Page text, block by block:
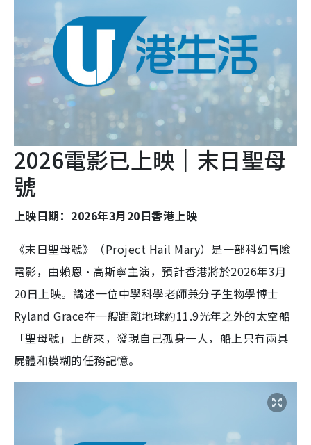
2026電影已上映｜末日聖母
號
上映日期：2026年3月20日香港上映
《末日聖母號》（Project Hail Mary）是一部科幻冒險
電影，由賴恩·高斯寧主演，預計香港將於2026年3月
20日上映。講述一位中學科學老師兼分子生物學博士
Ryland Grace在一艘距離地球約11.9光年之外的太空船
「聖母號」上醒來，發現自己孤身一人，船上只有兩具
屍體和模糊的任務記憶。